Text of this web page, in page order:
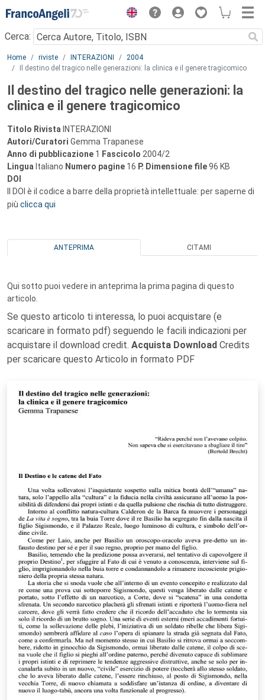
Menu
Cerca:
Main content
Home riviste INTERAZIONI
2004
Il destino del tragico nelle generazioni: la clinica e il genere tragicomico
Il destino del tragico nelle generazioni: la
clinica e il genere tragicomico
Titolo Rivista INTERAZIONI
Autori/Curatori Gemma Trapanese
Anno di pubblicazione 1 Fascicolo 2004/2
Lingua Italiano Numero pagine 16 P. Dimensione file96 KB
DOI
Il DOI è il codice a barre della proprietà intellettuale: per saperne di
più clicca qui
ANTEPRIMA CITAMI
Qui sotto puoi vedere in anteprima la prima pagina di questo
articolo.
Se questo articolo ti interessa, lo puoi acquistare (e
scaricare in formato pdf) seguendo le facili indicazioni per
acquistare il download credit. Acquista Download Credits
per scaricare questo Articolo in formato PDF